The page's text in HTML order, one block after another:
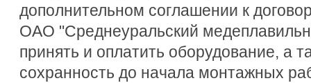
дополнительном соглашении к
ОАО "Среднеуральский
принять и оплатить оборудование, а
сохранность до начала монтажных